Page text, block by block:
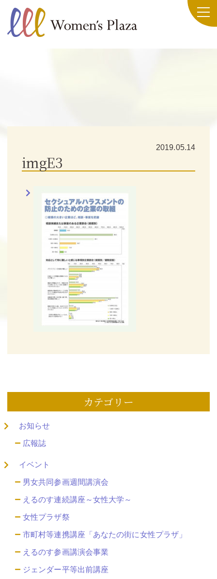
2019.05.14
imgE3
カテゴリー
お知らせ
広報誌
イベント
男女共同参画週間講演会
えるのす連続講座～女性大学～
女性プラザ祭
市町村等連携講座「あなたの街に女性プラザ」
えるのす参画講演会事業
ジェンダー平等出前講座